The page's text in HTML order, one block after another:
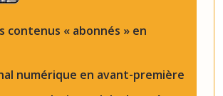
contenus « abonnés » en
numérique en avant-première